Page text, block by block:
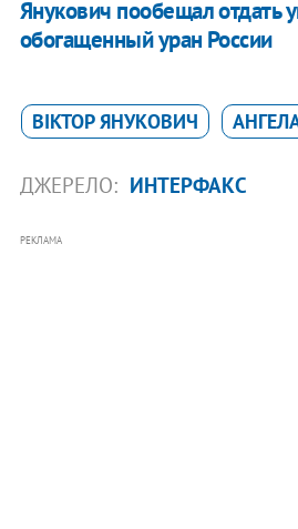
Янукович пообещал отдать
обогащенный уран России
ВІКТОР ЯНУКОВИЧ
ДЖЕРЕЛО: ИНТЕРФАКС
РЕКЛАМА